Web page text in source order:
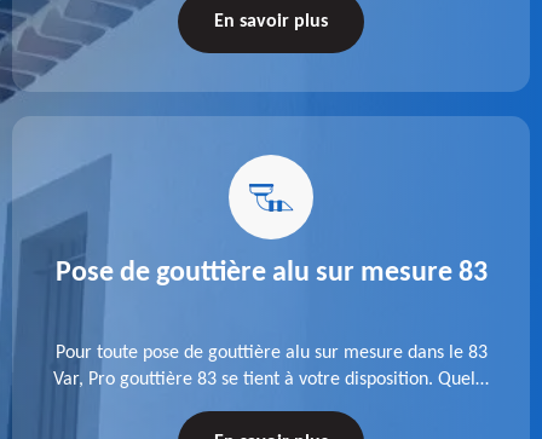
gouttières performantes, durables et à la hauteur de
En savoir plus
Pose de gouttière alu sur mesure 83
Pour toute pose de gouttière alu sur mesure dans le 83
Var, Pro gouttière 83 se tient à votre disposition. Quelle
nous confiance.